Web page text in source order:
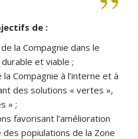
de :
la Compagnie dans le
et viable ;
Compagnie à l’interne et à
des solutions « vertes »,
» ;
favorisant l’amélioration
popiulations de la Zone